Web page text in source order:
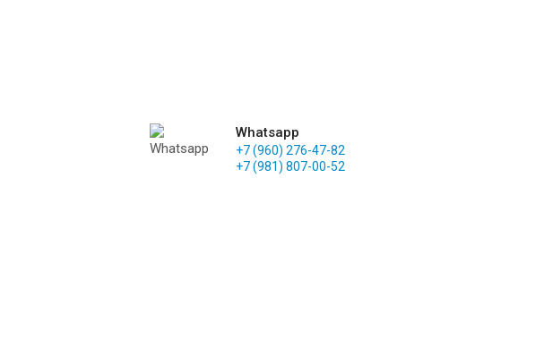
Whatsapp
+7 (960) 276-47-82
+7 (981) 807-00-52